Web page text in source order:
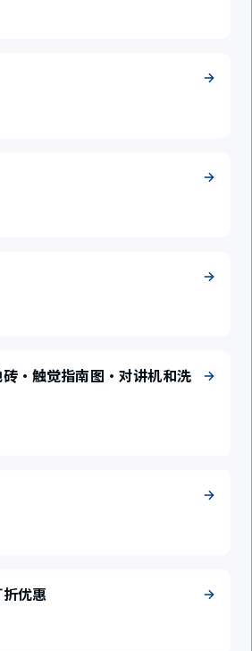
・触觉指南图・对讲机和洗
优惠